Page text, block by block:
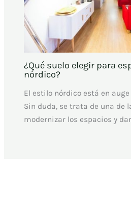
¿Qué suelo elegir para
nórdico?
El estilo nórdico está en auge
Sin duda, se trata de una de
modernizar los espacios y